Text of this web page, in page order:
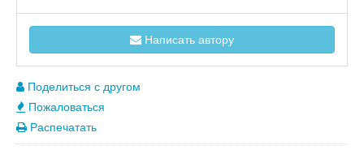
Написать автору
Поделиться с другом
Пожаловаться
Распечатать